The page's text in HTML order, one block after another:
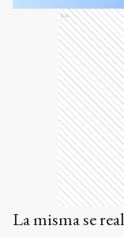
Ads
La misma se